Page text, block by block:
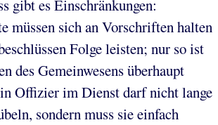
gibt es Einschränkungen:
müssen sich an Vorschriften halten
Folge leisten; nur so ist
des Gemeinwesens überhaupt
Offizier im Dienst darf nicht lange
sondern muss sie einfach